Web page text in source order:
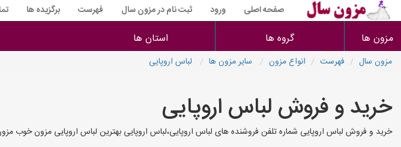
صفحه اصلی ورود ثبت نام در مزون سال فهرست برگزیده ها
مزون ها گروه ها استان ها
مزون سال فهرست انواع مزون سایر مزون ها لباس اروپایی
خرید و فروش لباس اروپایی
خرید و فروش لباس اروپایی شماره تلفن فروشنده های لباس اروپایی،لباس اروپایی بهترین لباس اروپایی مزون